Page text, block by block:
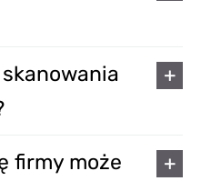
firmy może